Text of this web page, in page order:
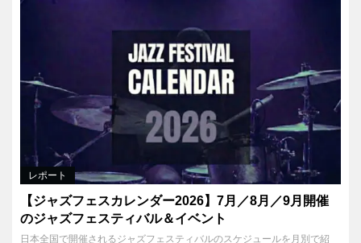
レポート
【ジャズフェスカレンダー2026】7月／8月／9月開催
のジャズフェスティバル＆イベント
日本全国で開催されるジャズフェスティバルのスケジュールを月別で紹